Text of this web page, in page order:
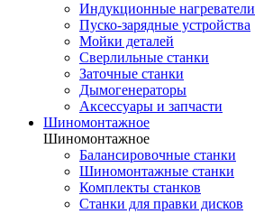
Индукционные нагреватели
Пуско-зарядные устройства
Мойки деталей
Сверлильные станки
Заточные станки
Дымогенераторы
Аксессуары и запчасти
Шиномонтажное
Шиномонтажное
Балансировочные станки
Шиномонтажные станки
Комплекты станков
Станки для правки дисков